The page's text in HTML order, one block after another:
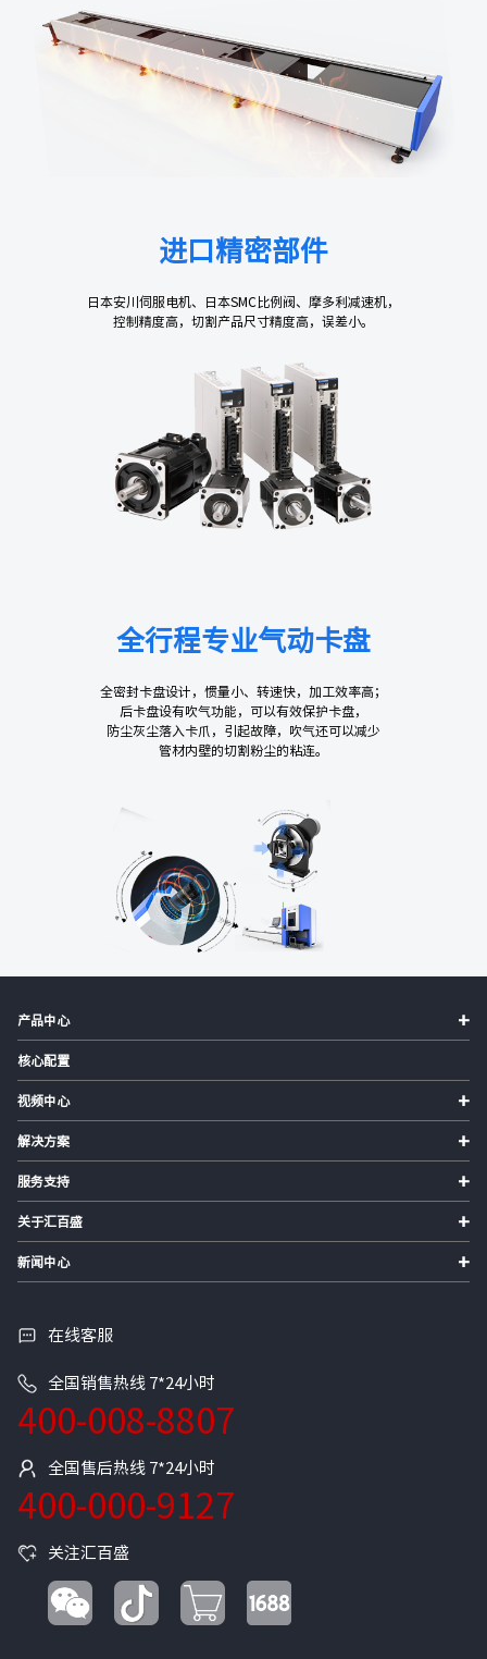
进口精密部件
日本安川伺服电机、日本SMC比例阀、摩多利减速机，
控制精度高，切割产品尺寸精度高，误差小。
全行程专业气动卡盘
全密封卡盘设计，惯量小、转速快，加工效率高；
后卡盘设有吹气功能，可以有效保护卡盘，
防尘灰尘落入卡爪，引起故障，吹气还可以减少
管材内壁的切割粉尘的粘连。
产品中心 +
核心配置
视频中心 +
解决方案 +
服务支持 +
关于汇百盛 +
新闻中心 +
在线客服
全国销售热线 7*24小时
400-008-8807
全国售后热线 7*24小时
400-000-9127
关注汇百盛